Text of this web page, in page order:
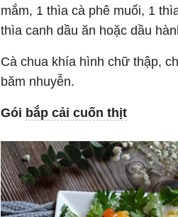
mắm, 1 thìa cà phê muối, 1
thìa canh dầu ăn hoặc dầu
Cà chua khía hình chữ thập,
băm nhuyễn.
Gói bắp cải cuốn thịt